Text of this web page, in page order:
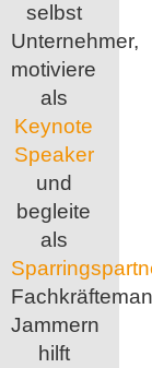
selbst
Unternehmer,
motiviere
als
Keynote
Speaker
und
begleite
als
Jammern
hilft